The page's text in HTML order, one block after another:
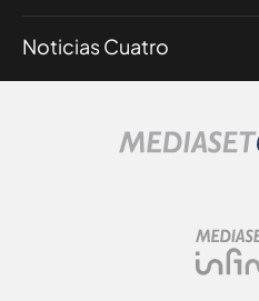
Noticias Cuatro